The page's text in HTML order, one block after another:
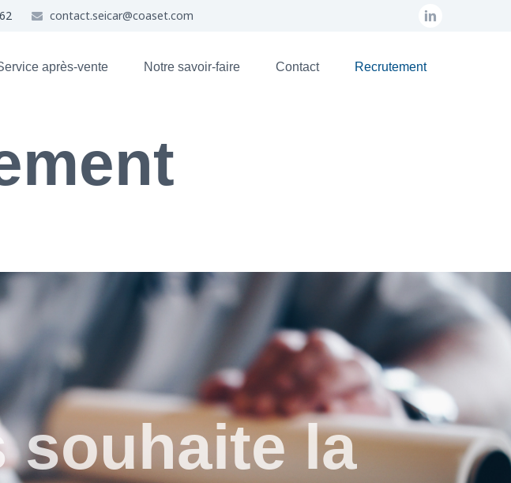
contact.seicar@coaset.com
après-vente Notre savoir-faire Contact Recrutement
souhaite la